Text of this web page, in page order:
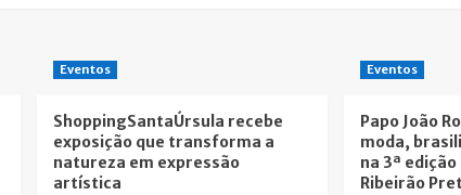
Eventos
ShoppingSantaÚrsula recebe
exposição que transforma a
natureza em expressão
artística
Eventos
Papo João
moda,
na 3ª
Ribeirão